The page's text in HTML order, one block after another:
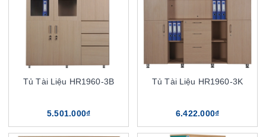
Tủ Tài Liệu HR1960-3B
5.501.000₫
Tủ Tài Liệu HR1960-3K
6.422.000₫